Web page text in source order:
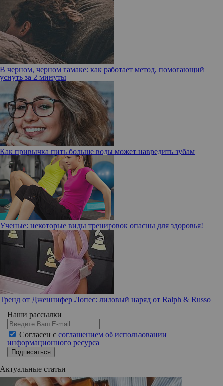
В черном, черном гамаке: как работает метод, помогающий
уснуть за 2 минуты
Как привычка пить больше воды может навредить зубам
Ученые: некоторые виды тренировок опасны для здоровья!
Тренд от Дженнифер Лопес: лиловый наряд от Ralph & Russo
Наши рассылки
Согласен с соглашением об использовании
информационного ресурса
Подписаться
Актуальные статьи